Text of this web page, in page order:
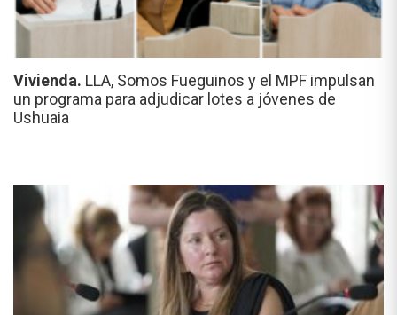
Vivienda. LLA, Somos Fueguinos y el MPF impulsan
un programa para adjudicar lotes a jóvenes de
Ushuaia